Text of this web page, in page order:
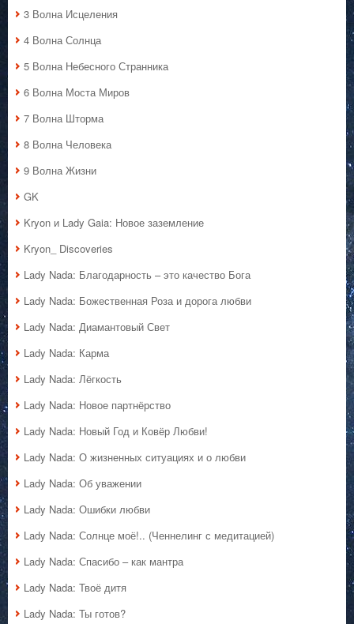
3 Волна Исцеления
4 Волна Солнца
5 Волна Небесного Странника
6 Волна Моста Миров
7 Волна Шторма
8 Волна Человека
9 Волна Жизни
GK
Kryon и Lady Gaia: Новое заземление
Kryon_ Discoveries
Lady Nada: Благодарность – это качество Бога
Lady Nada: Божественная Роза и дорога любви
Lady Nada: Диамантовый Свет
Lady Nada: Карма
Lady Nada: Лёгкость
Lady Nada: Новое партнёрство
Lady Nada: Новый Год и Ковёр Любви!
Lady Nada: О жизненных ситуациях и о любви
Lady Nada: Об уважении
Lady Nada: Ошибки любви
Lady Nada: Солнце моё!.. (Ченнелинг с медитацией)
Lady Nada: Спасибо – как мантра
Lady Nada: Твоё дитя
Lady Nada: Ты готов?